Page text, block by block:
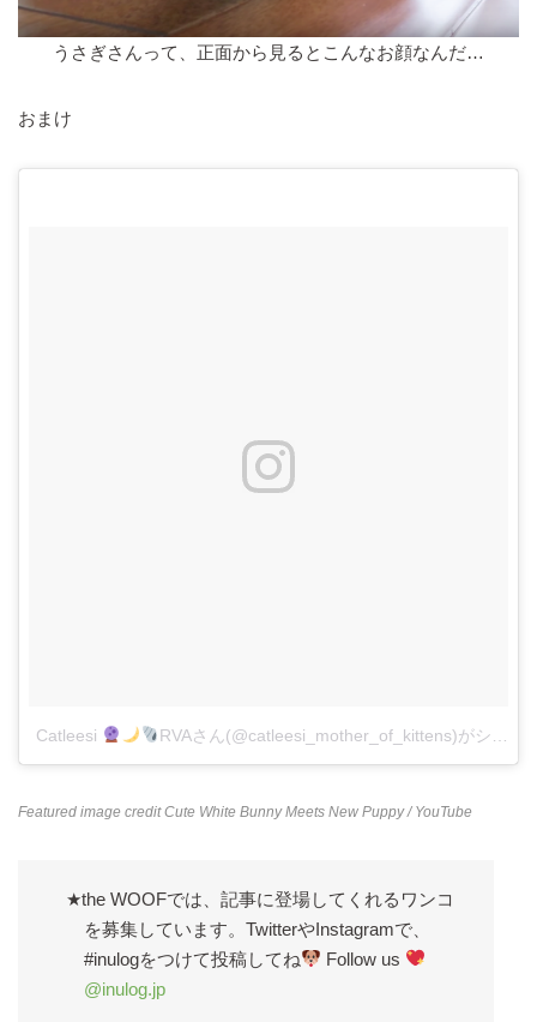
うさぎさんって、正面から見るとこんなお顔なんだ…
おまけ
Catleesi RVAさん(@catleesi_mother_of_kittens)がシェア
Featured image creditCute White Bunny Meets New Puppy/ YouTube
★the WOOFでは、記事に登場してくれるワンコ
を募集しています。TwitterやInstagramで、
#inulogをつけて投稿してね
Follow us
@inulog.jp